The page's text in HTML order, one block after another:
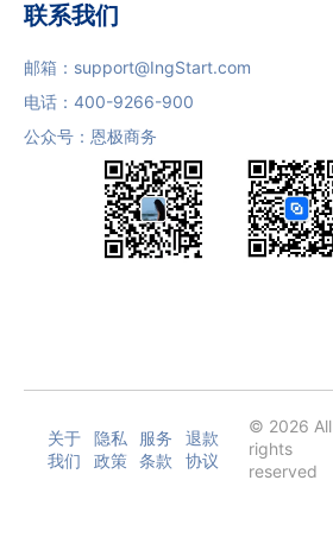
联系我们
邮箱： support@IngStart.com
电话： 400-9266-900
公众号：恩极商务
关于
我们
隐私
政策
服务
条款
退款
协议
© 2026 All
rights
reserved